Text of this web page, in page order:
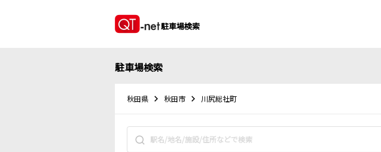
駐車場検索
駐車場検索
秋田県 秋田市 川尻総社町